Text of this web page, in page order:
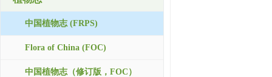
中国植物志 (FRPS)
Flora of China (FOC)
中国植物志（修订版，FOC）